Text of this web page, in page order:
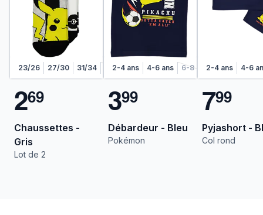
23/26 27/30 31/34 35/38
269
Chaussettes -
Gris
Lot de 2
2-4 ans 4-6 ans 6-8 ans
399
Débardeur - Bleu
Pokémon
2-4 ans 4-6
799
Pyjashort -
Col rond